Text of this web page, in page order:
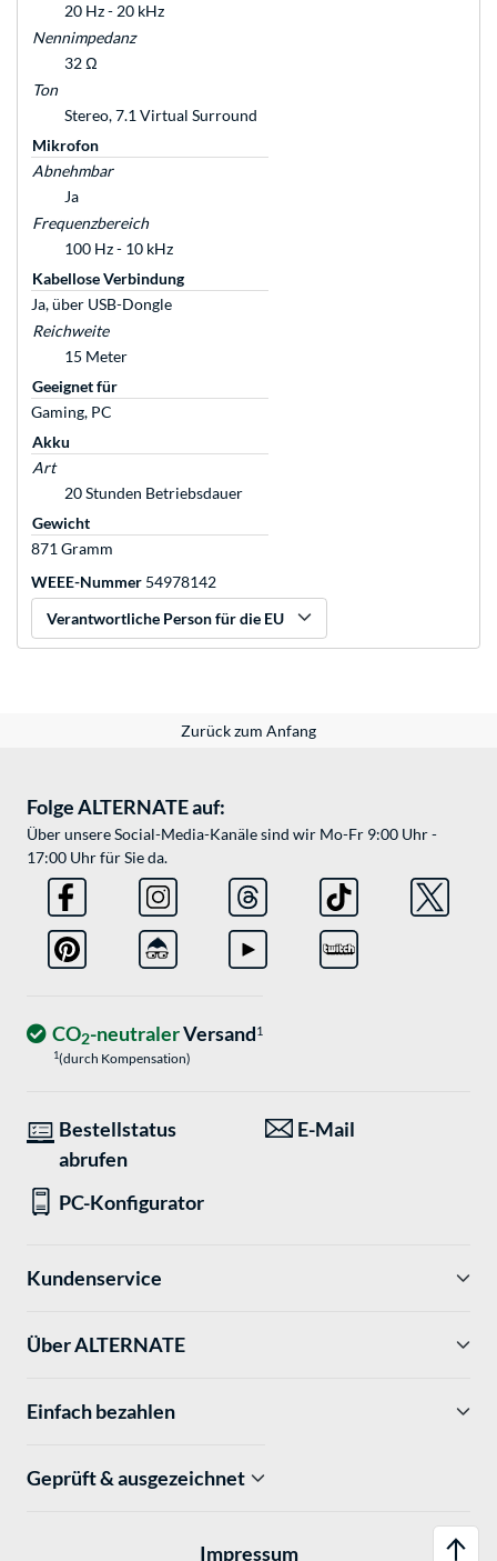
20 Hz - 20 kHz
Nennimpedanz
32 Ω
Ton
Stereo, 7.1 Virtual Surround
Mikrofon
Abnehmbar
Ja
Frequenzbereich
100 Hz - 10 kHz
Kabellose Verbindung
Ja, über USB-Dongle
Reichweite
15 Meter
Geeignet für
Gaming, PC
Akku
Art
20 Stunden Betriebsdauer
Gewicht
871 Gramm
WEEE-Nummer 54978142
Verantwortliche Person für die EU
Zurück zum Anfang
Folge ALTERNATE auf:
Über unsere Social-Media-Kanäle sind wir Mo-Fr 9:00 Uhr -
17:00 Uhr für Sie da.
CO2-neutralerVersand1
1(durch Kompensation)
Bestellstatus
abrufen
E-Mail
PC-Konfigurator
Kundenservice
Über ALTERNATE
Einfach bezahlen
Geprüft & ausgezeichnet
Impressum